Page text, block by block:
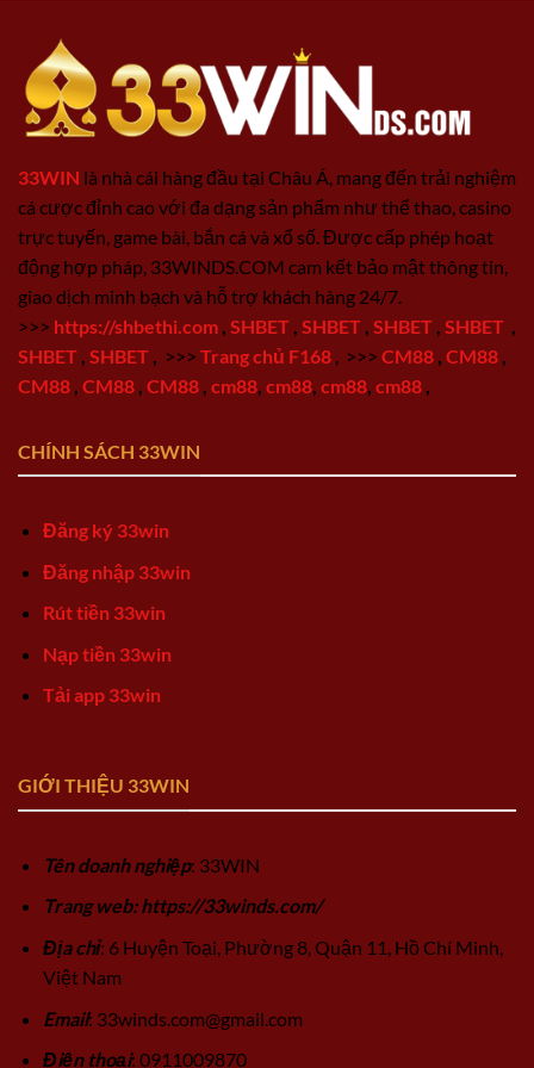
33WIN là nhà cái hàng đầu tại Châu Á, mang đến trải nghiệm
cá cược đỉnh cao với đa dạng sản phẩm như thể thao, casino
trực tuyến, game bài, bắn cá và xổ số. Được cấp phép hoạt
động hợp pháp, 33WINDS.COM cam kết bảo mật thông tin,
giao dịch minh bạch và hỗ trợ khách hàng 24/7.
>>> https://shbethi.com SHBET SHBET SHBET SHBET
SHBET SHBET >>> Trang chủ F168 >>> CM88 CM88
CM88 CM88 CM88 cm88 cm88 cm88 cm88
CHÍNH SÁCH 33WIN
Đăng ký 33win
Đăng nhập 33win
Rút tiền 33win
Nạp tiền 33win
Tải app 33win
GIỚI THIỆU 33WIN
Tên doanh nghiệp: 33WIN
Trang web: https://33winds.com/
Địa chỉ: 6 Huyện Toại, Phường 8, Quận 11, Hồ Chí Minh,
Việt Nam
Email: 33winds.com@gmail.com
Điện thoại: 0911009870